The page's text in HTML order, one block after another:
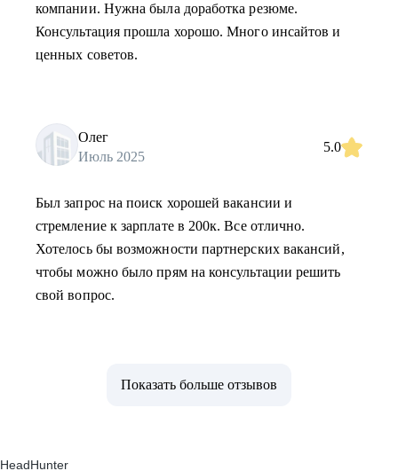
компании. Нужна была доработка резюме.
Консультация прошла хорошо. Много инсайтов и
ценных советов.
Олег
Июль 2025
5.0
Был запрос на поиск хорошей вакансии и
стремление к зарплате в 200к. Все отлично.
Хотелось бы возможности партнерских вакансий,
чтобы можно было прям на консультации решить
свой вопрос.
Показать больше отзывов
HeadHunter